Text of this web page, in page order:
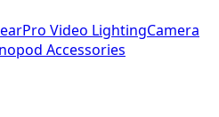
Pro Video LightingCamera
Accessories